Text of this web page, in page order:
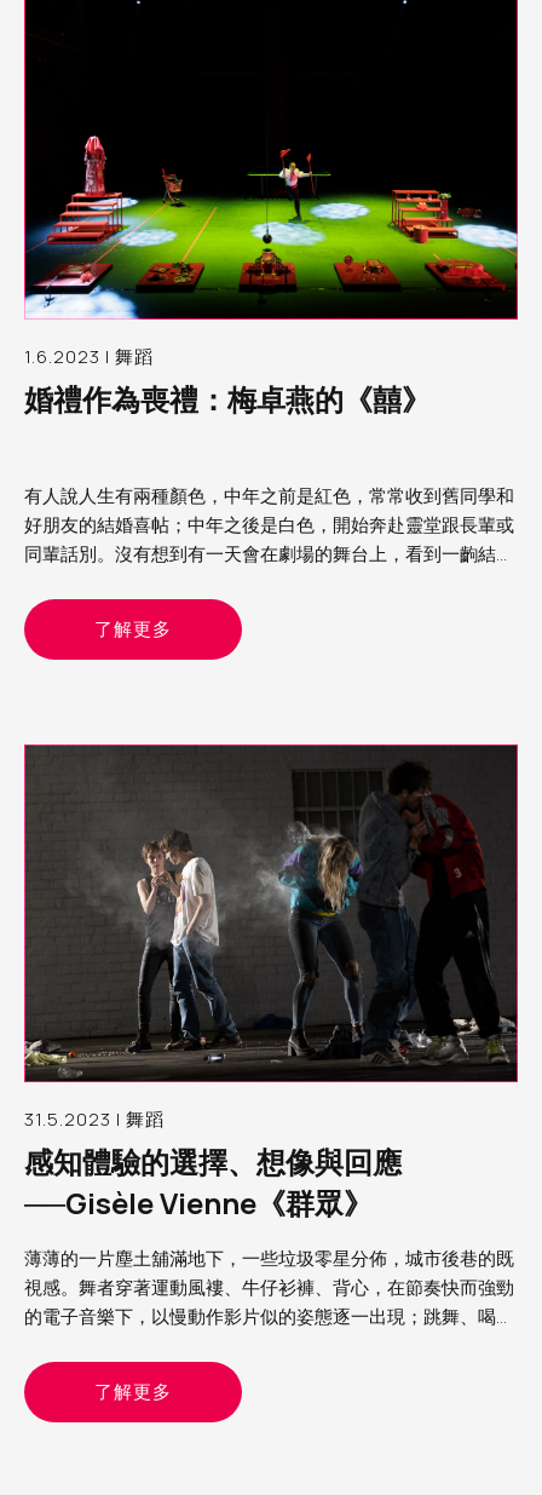
1.6.2023 | 舞蹈
婚禮作為喪禮：梅卓燕的《囍》
有人說人生有兩種顏色，中年之前是紅色，常常收到舊同學和
好朋友的結婚喜帖；中年之後是白色，開始奔赴靈堂跟長輩或
同輩話別。沒有想到有一天會在劇場的舞台上，看到一齣結合
共同演出的《囍—紅色的承諾》，場刊說要「從婚嫁習俗反思
誠信與承諾」，卻從女子的婚嫁命運延伸一個城市的身世。舞
牽引喜慶與死亡、承諾與暴力等雙重意義，這是一個逆反「儀
典」（ritual）的故事，同時也是一個時代的「寓言」
了解更多
31.5.2023 | 舞蹈
感知體驗的選擇、想像與回應
──Gisèle Vienne《群眾》
薄薄的一片塵土舖滿地下，一些垃圾零星分佈，城市後巷的既
視感。舞者穿著運動風褸、牛仔衫褲、背心，在節奏快而強勁
的電子音樂下，以慢動作影片似的姿態逐一出現；跳舞、喝
這就是我經歷過 Rave party（銳舞派對）的模樣
了解更多